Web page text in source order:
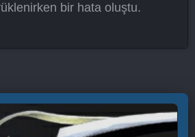
bir hata oluştu.